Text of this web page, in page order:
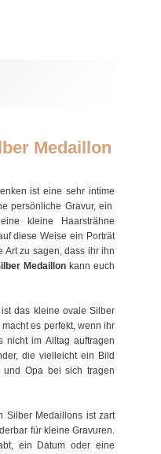
Medaillon
ist eine sehr intime
persönliche Gravur, ein
kleine Haarsträhne
diese Weise ein Porträt
Art zu sagen, dass ihr ihn
Medaillonkann euch
das kleine ovale Silber
es perfekt, wenn ihr
nicht im Alltag auftragen
die vielleicht ein Bild
Opa bei sich tragen
Silber Medaillons ist zart
für kleine Gravuren.
ein Datum oder eine